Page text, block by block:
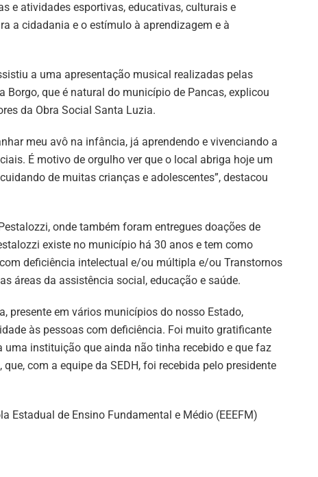
e atividades esportivas, educativas, culturais e
a cidadania e o estímulo à aprendizagem e à
a uma apresentação musical realizadas pelas
que é natural do município de Pancas, explicou
da Obra Social Santa Luzia.
meu avô na infância, já aprendendo e vivenciando a
É motivo de orgulho ver que o local abriga hoje um
de muitas crianças e adolescentes”, destacou
onde também foram entregues doações de
existe no município há 30 anos e tem como
deficiência intelectual e/ou múltipla e/ou Transtornos
áreas da assistência social, educação e saúde.
presente em vários municípios do nosso Estado,
às pessoas com deficiência. Foi muito gratificante
uma instituição que ainda não tinha recebido e que faz
com a equipe da SEDH, foi recebida pelo presidente
Estadual de Ensino Fundamental e Médio (EEEFM)